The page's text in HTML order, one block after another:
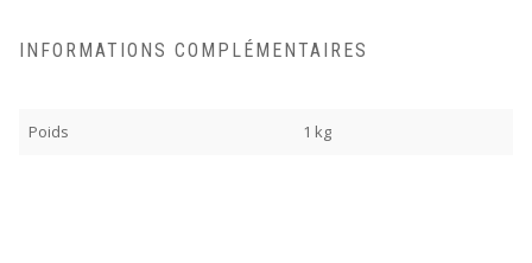
INFORMATIONS COMPLÉMENTAIRES
Poids 1 kg